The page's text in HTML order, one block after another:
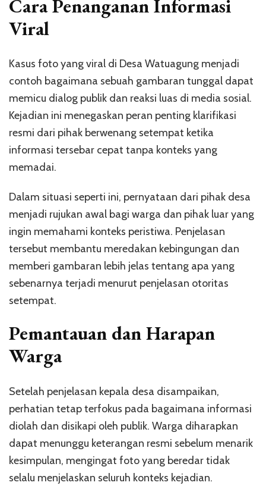
Cara Penanganan Informasi
Viral
Kasus foto yang viral di Desa Watuagung menjadi
contoh bagaimana sebuah gambaran tunggal dapat
memicu dialog publik dan reaksi luas di media sosial.
Kejadian ini menegaskan peran penting klarifikasi
resmi dari pihak berwenang setempat ketika
informasi tersebar cepat tanpa konteks yang
memadai.
Dalam situasi seperti ini, pernyataan dari pihak desa
menjadi rujukan awal bagi warga dan pihak luar yang
ingin memahami konteks peristiwa. Penjelasan
tersebut membantu meredakan kebingungan dan
memberi gambaran lebih jelas tentang apa yang
sebenarnya terjadi menurut penjelasan otoritas
setempat.
Pemantauan dan Harapan
Warga
Setelah penjelasan kepala desa disampaikan,
perhatian tetap terfokus pada bagaimana informasi
diolah dan disikapi oleh publik. Warga diharapkan
dapat menunggu keterangan resmi sebelum menarik
kesimpulan, mengingat foto yang beredar tidak
selalu menjelaskan seluruh konteks kejadian.